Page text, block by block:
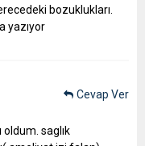
bozuklukları.
yazıyor
oldum. saglık
Cevap Ver